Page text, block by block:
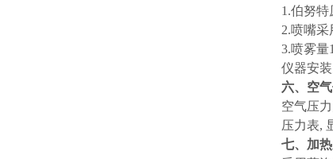
1.伯努
2.喷嘴
3.喷雾量
仪器安装
六、空
空气压
压力表,
七、加热